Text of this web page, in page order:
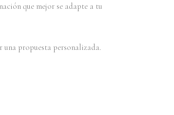
que mejor se adapte a tu
una propuesta personalizada.